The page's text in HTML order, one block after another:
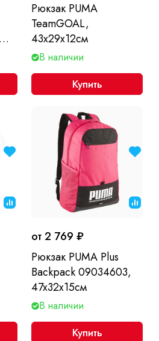
Рюкзак PUMA
TeamGOAL,
43x29x12см
В наличии
Купить
от 2 769 ₽
Рюкзак PUMA Plus
Backpack 09034603,
47x32x15см
В наличии
Купить